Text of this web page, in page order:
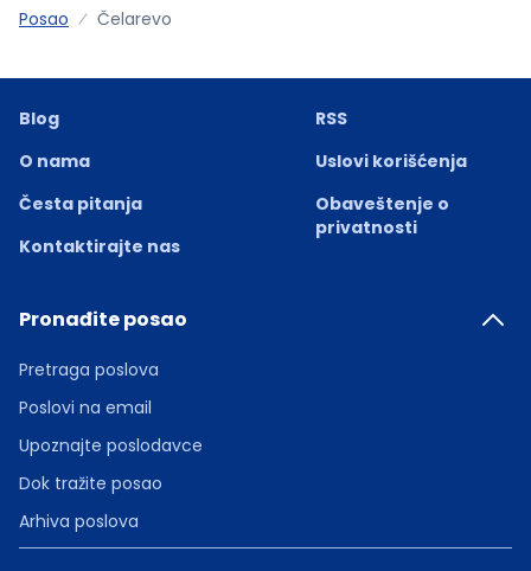
Posao Čelarevo
Blog
O nama
Česta pitanja
Kontaktirajte nas
RSS
Uslovi korišćenja
Obaveštenje o
privatnosti
Pronađite posao
Pretraga poslova
Poslovi na email
Upoznajte poslodavce
Dok tražite posao
Arhiva poslova